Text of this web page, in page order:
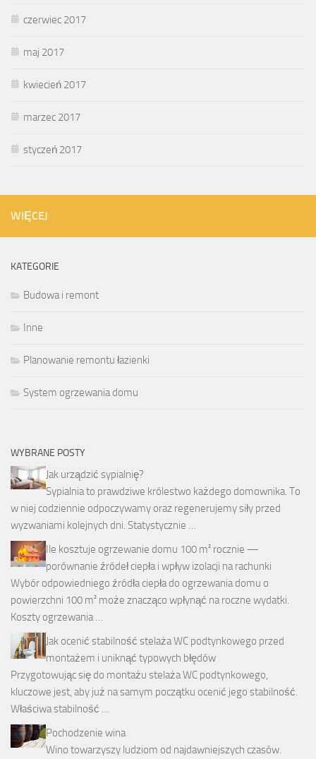
czerwiec 2017
maj 2017
kwiecień 2017
marzec 2017
styczeń 2017
WIĘCEJ
KATEGORIE
Budowa i remont
Inne
Planowanie remontu łazienki
System ogrzewania domu
WYBRANE POSTY
Jak urządzić sypialnię?
Sypialnia to prawdziwe królestwo każdego domownika. To
w niej codziennie odpoczywamy oraz regenerujemy siły przed
wyzwaniami kolejnych dni. Statystycznie …
Ile kosztuje ogrzewanie domu 100 m² rocznie —
porównanie źródeł ciepła i wpływ izolacji na rachunki
Wybór odpowiedniego źródła ciepła do ogrzewania domu o
powierzchni 100 m² może znacząco wpłynąć na roczne wydatki.
Koszty ogrzewania …
Jak ocenić stabilność stelaża WC podtynkowego przed
montażem i uniknąć typowych błędów
Przygotowując się do montażu stelaża WC podtynkowego,
kluczowe jest, aby już na samym początku ocenić jego stabilność.
Właściwa stabilność …
Pochodzenie wina
Wino towarzyszy ludziom od najdawniejszych czasów.